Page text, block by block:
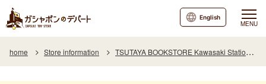
MENU
English
home Store information TSUTAYA BOOKSTORE Kawasaki Station Store, a bookstore's GASHAPON Department Store